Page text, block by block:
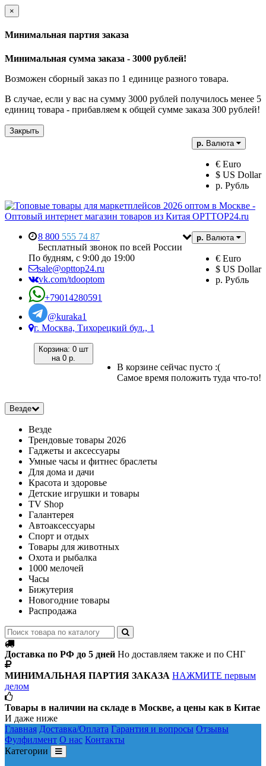
×
Минимальная партия заказа
Минимальная сумма заказа - 3000 рублей!
Возможен сборный заказ по 1 единице разного товара.
В случае, если у вас на сумму 3000 рублей получилось менее 5
единиц товара - прибавляем к общей сумме заказа 300 рублей!
Закрыть
р. Валюта
€ Euro
$ US Dollar
р. Рубль
р. Валюта
€ Euro
$ US Dollar
р. Рубль
8 800 555 74 87
Бесплатный звонок по всей России
По будням, с 9:00 до 19:00
sale@opttop24.ru
vk.com/tdooptom
+79014280591
@kuraka1
г. Москва, Тихорецкий бул., 1
Корзина: 0 шт
на 0 р.
В корзине сейчас пусто :(
Самое время положить туда что-то!
Везде
Везде
Трендовые товары 2026
Гаджеты и аксессуары
Умные часы и фитнес браслеты
Для дома и дачи
Красота и здоровье
Детские игрушки и товары
TV Shop
Галантерея
Автоаксессуары
Спорт и отдых
Товары для животных
Охота и рыбалка
1000 мелочей
Часы
Бижутерия
Новогодние товары
Распродажа
Доставка по РФ до 5 дней Но доставляем также и по СНГ
МИНИМАЛЬНАЯ ПАРТИЯ ЗАКАЗА НАЖМИТЕ первым
делом
Товары в наличии на складе в Москве, а цены как в Китае
И даже ниже
Главная Доставка/Оплата Гарантия и вопросы Отзывы
Фулфилмент О нас Контакты
Категории